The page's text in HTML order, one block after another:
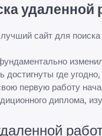
удаленной
сайт для
где
первую работу
диплома,